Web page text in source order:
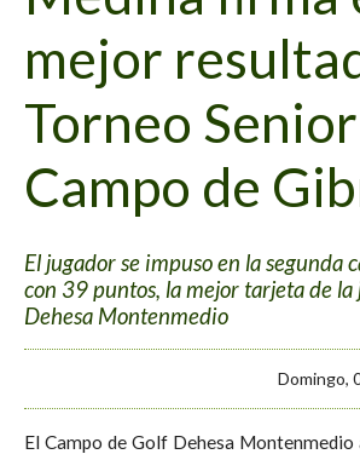
mejor
Torneo Senior
Campo de
El jugador se impuso en la segunda
con 39 puntos, la mejor tarjeta de la
Dehesa Montenmedio
Domingo,
El Campo de Golf Dehesa Montenmedio